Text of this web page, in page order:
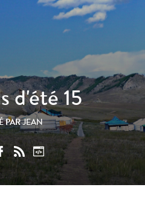
d'été 15
PARJEAN